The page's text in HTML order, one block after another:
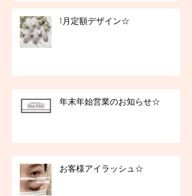
1月定額デザイン☆
年末年始営業のお知らせ☆
お客様アイラッシュ☆